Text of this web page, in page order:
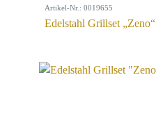
Farbe
Artikel-Nr.: 0019655
Edelstahl Grillset „Zeno“